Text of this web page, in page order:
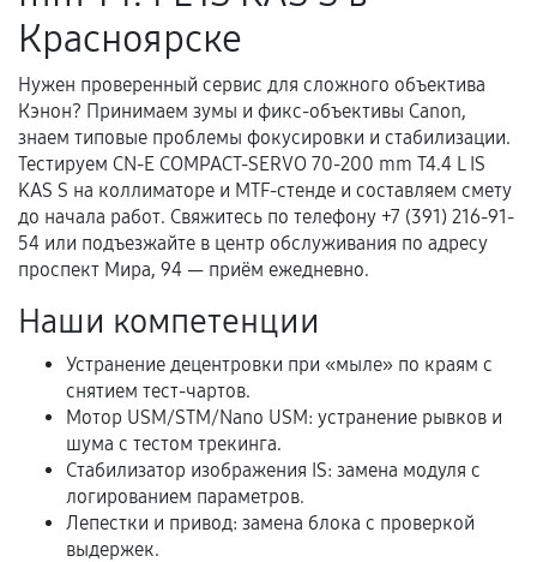
Документы для подтверждения
гарантии
Гарантийный талон.
Акт выполненных работ с датой, перечнем
услуг и сроком гарантии.
Документы на установленные комплектующие
Расширенная гарантия
В некоторых случаях возможно оформление
расширенной гарантии. Стоимость, сроки и
условия продления согласовываются отдельно и
фиксируются в документах.
Красноярске
Нужен проверенный сервис для сложного объектива
Кэнон? Принимаем зумы и фикс-объективы Canon,
знаем типовые проблемы фокусировки и стабилизации.
Тестируем CN-E COMPACT-SERVO 70-200 mm T4.4 L IS
KAS S на коллиматоре и MTF-стенде и составляем смету
до начала работ. Свяжитесь по телефону +7 (391) 216-91-
54 или подъезжайте в центр обслуживания по адресу
проспект Мира, 94 — приём ежедневно.
Наши компетенции
Устранение децентровки при «мыле» по краям с
снятием тест-чартов.
Мотор USM/STM/Nano USM: устранение рывков и
шума с тестом трекинга.
Стабилизатор изображения IS: замена модуля с
логированием параметров.
Лепестки и привод: замена блока с проверкой
выдержек.